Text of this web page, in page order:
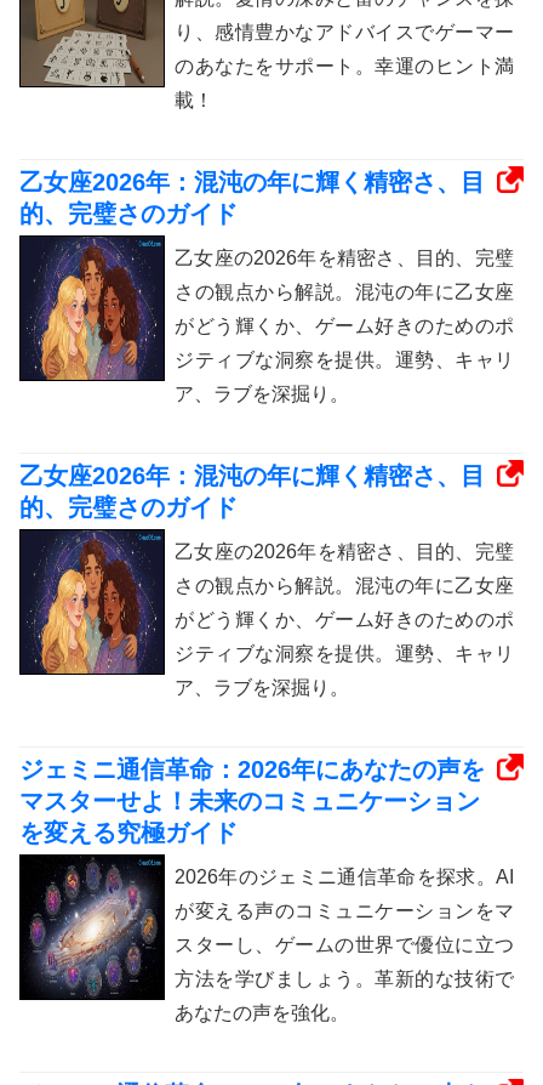
り、感情豊かなアドバイスでゲーマー
のあなたをサポート。幸運のヒント満
載！
乙女座2026年：混沌の年に輝く精密さ、目
的、完璧さのガイド
乙女座の2026年を精密さ、目的、完璧
さの観点から解説。混沌の年に乙女座
がどう輝くか、ゲーム好きのためのポ
ジティブな洞察を提供。運勢、キャリ
ア、ラブを深掘り。
乙女座2026年：混沌の年に輝く精密さ、目
的、完璧さのガイド
乙女座の2026年を精密さ、目的、完璧
さの観点から解説。混沌の年に乙女座
がどう輝くか、ゲーム好きのためのポ
ジティブな洞察を提供。運勢、キャリ
ア、ラブを深掘り。
ジェミニ通信革命：2026年にあなたの声を
マスターせよ！未来のコミュニケーション
を変える究極ガイド
2026年のジェミニ通信革命を探求。AI
が変える声のコミュニケーションをマ
スターし、ゲームの世界で優位に立つ
方法を学びましょう。革新的な技術で
あなたの声を強化。